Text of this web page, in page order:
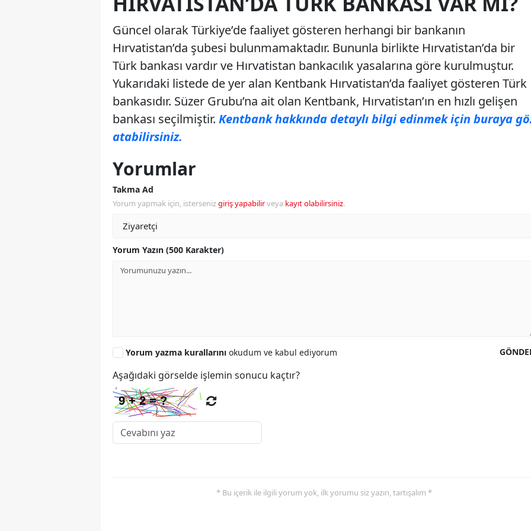
Güncel olarak Türkiye’de faaliyet gösteren herhangi bir bankanın
Hırvatistan’da şubesi bulunmamaktadır. Bununla birlikte Hırvatistan’da bir
Türk bankası vardır ve Hırvatistan bankacılık yasalarına göre kurulmuştur.
Yukarıdaki listede de yer alan Kentbank Hırvatistan’da faaliyet gösteren Türk
bankasıdır. Süzer Grubu’na ait olan Kentbank, Hırvatistan’ın en hızlı gelişen
bankası seçilmiştir. Kentbank hakkında detaylı bilgi edinmek için buraya
atabilirsiniz.
Yorumlar
Takma Ad
Yorum yapmak için, istersenizgiriş yapabilirveya kayıt olabilirsiniz.
Yorum Yazın (500 Karakter)
Yorum yazma kurallarını okudum ve kabul ediyorum
Aşağıdaki görselde işlemin sonucu kaçtır?
* Bu içerik ile ilgili yorum yok, ilk yorumu siz yazın, tartışalım *